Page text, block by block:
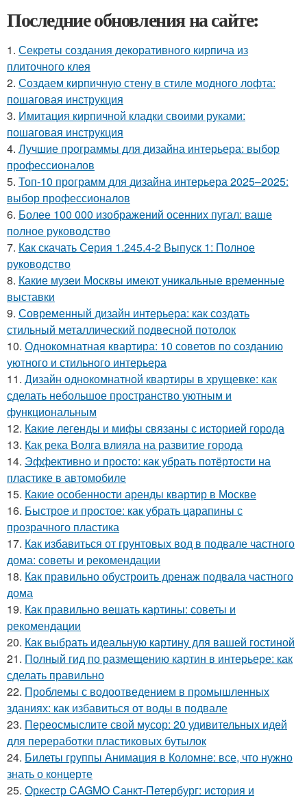
Последние обновления на сайте:
1. Секреты создания декоративного кирпича из
плиточного клея
2. Создаем кирпичную стену в стиле модного лофта:
пошаговая инструкция
3. Имитация кирпичной кладки своими руками:
пошаговая инструкция
4. Лучшие программы для дизайна интерьера: выбор
профессионалов
5. Топ-10 программ для дизайна интерьера 2025–2025:
выбор профессионалов
6. Более 100 000 изображений осенних пугал: ваше
полное руководство
7. Как скачать Серия 1.245.4-2 Выпуск 1: Полное
руководство
8. Какие музеи Москвы имеют уникальные временные
выставки
9. Современный дизайн интерьера: как создать
стильный металлический подвесной потолок
10. Однокомнатная квартира: 10 советов по созданию
уютного и стильного интерьера
11. Дизайн однокомнатной квартиры в хрущевке: как
сделать небольшое пространство уютным и
функциональным
12. Какие легенды и мифы связаны с историей города
13. Как река Волга влияла на развитие города
14. Эффективно и просто: как убрать потёртости на
пластике в автомобиле
15. Какие особенности аренды квартир в Москве
16. Быстрое и простое: как убрать царапины с
прозрачного пластика
17. Как избавиться от грунтовых вод в подвале частного
дома: советы и рекомендации
18. Как правильно обустроить дренаж подвала частного
дома
19. Как правильно вешать картины: советы и
рекомендации
20. Как выбрать идеальную картину для вашей гостиной
21. Полный гид по размещению картин в интерьере: как
сделать правильно
22. Проблемы с водоотведением в промышленных
зданиях: как избавиться от воды в подвале
23. Переосмыслите свой мусор: 20 удивительных идей
для переработки пластиковых бутылок
24. Билеты группы Анимация в Коломне: все, что нужно
знать о концерте
25. Оркестр CAGMO Санкт-Петербург: история и